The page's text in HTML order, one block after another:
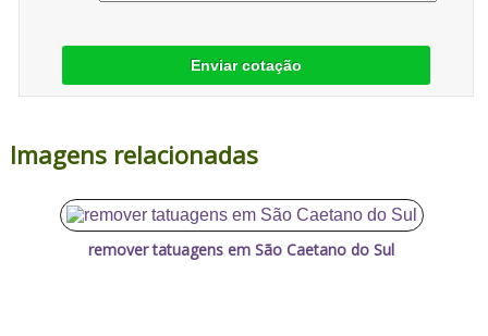
Enviar cotação
Imagens relacionadas
remover tatuagens em São Caetano do Sul